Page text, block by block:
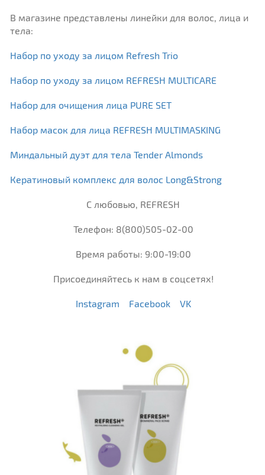
В магазине представлены линейки для волос, лица и
тела:
Набор по уходу за лицом Refresh Trio
Набор по уходу за лицом REFRESH MULTICARE
Набор для очищения лица PURE SET
Набор масок для лица REFRESH MULTIMASKING
Миндальный дуэт для тела Tender Almonds
Кератиновый комплекс для волос Long&Strong
С любовью, REFRESH
Телефон: 8(800)505-02-00
Время работы: 9:00-19:00
Присоединяйтесь к нам в соцсетях!
Instagram Facebook VK